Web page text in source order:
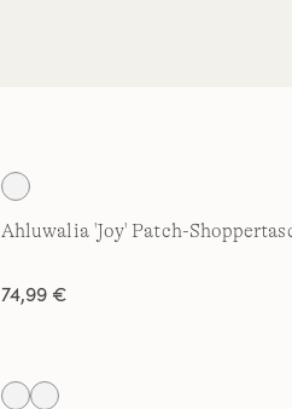
Ahluwalia 'Joy' Patch-
74,99 €